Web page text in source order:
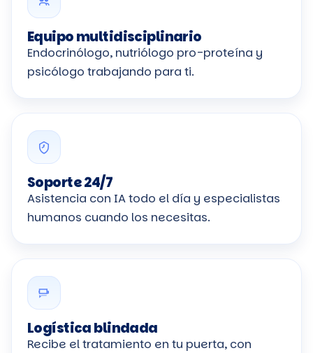
Equipo multidisciplinario
Endocrinólogo, nutriólogo pro-proteína y
psicólogo trabajando para ti.
Soporte 24/7
Asistencia con IA todo el día y especialistas
humanos cuando los necesitas.
Logística blindada
Recibe el tratamiento en tu puerta, con